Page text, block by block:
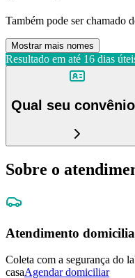
Também pode ser chamado
Mostrar mais nomes
Resultado em até 16 dias
Qual seu
Sobre o
Atendimento
Coleta com a segurança do
casaAgendar domiciliar